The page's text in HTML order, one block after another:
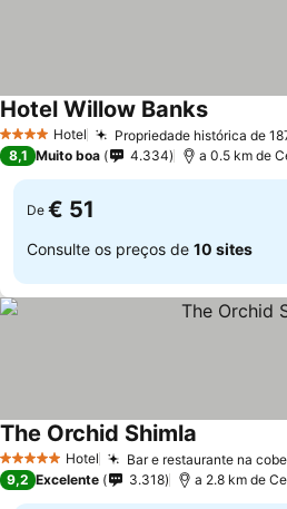
4 EstrelasHotel Propriedade histórica de
Hotel Willow Banks
8,1 Muito boa 4.334 a 0.5 km de
De € 51
Consulte os preços de 10 sites
5 Estrelas Hotel Bar e restaurante na
The Orchid Shimla
9,2 Excelente 3.318 a 2.8 km de